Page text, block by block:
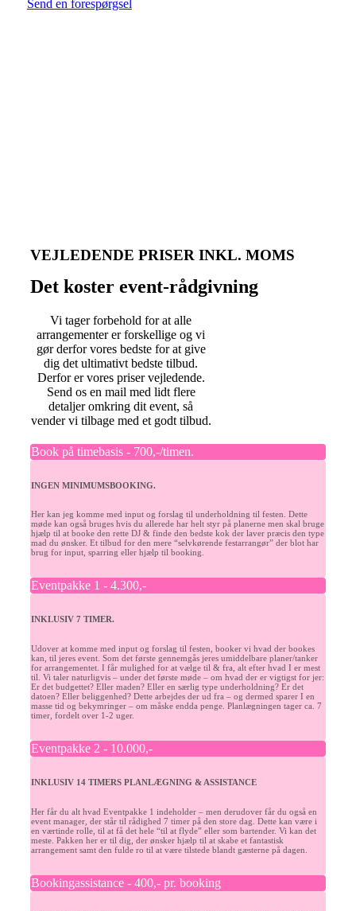
Send en forespørgsel
VEJLEDENDE PRISER INKL. MOMS
Det koster event-rådgivning
Vi tager forbehold for at alle
arrangementer er forskellige og vi
gør derfor vores bedste for at give
dig det ultimativt bedste tilbud.
Derfor er vores priser vejledende.
Send os en mail med lidt flere
detaljer omkring dit event, så
vender vi tilbage med et godt tilbud.
Book på timebasis - 700,-/timen.
INGEN MINIMUMSBOOKING.
Her kan jeg komme med input og forslag til underholdning til festen. Dette
møde kan også bruges hvis du allerede har helt styr på planerne men skal bruge
hjælp til at booke den rette DJ & finde den bedste kok der laver præcis den type
mad du ønsker. Et tilbud for den mere “selvkørende festarrangør” der blot har
brug for input, sparring eller hjælp til booking.
Eventpakke 1 - 4.300,-
INKLUSIV 7 TIMER.
Udover at komme med input og forslag til festen, booker vi hvad der bookes
kan, til jeres event. Som det første gennemgås jeres umiddelbare planer/tanker
for arrangementet. I får mulighed for at vælge til & fra, alt efter hvad I er mest
til. Vi taler naturligvis – under det første møde – om hvad der er vigtigst for jer:
Er det budgettet? Eller maden? Eller en særlig type underholdning? Er det
datoen? Eller beliggenhed? Dette arbejdes der ud fra – og dermed sparer I en
masse tid og bekymringer – om måske endda penge. Planlægningen tager ca. 7
timer, fordelt over 1-2 uger.
Eventpakke 2 - 10.000,-
INKLUSIV 14 TIMERS PLANLÆGNING & ASSISTANCE
Her får du alt hvad Eventpakke 1 indeholder – men derudover får du også en
event manager, der står til rådighed 7 timer på den store dag. Dette kan være i
en værtinde rolle, til at få det hele “til at flyde” eller som bartender. Vi kan det
meste. Pakken her er til dig, der ønsker hjælp til at skabe et fantastisk
arrangement samt den fulde ro til at være tilstede blandt gæsterne på dagen.
Bookingassistance - 400,- pr. booking